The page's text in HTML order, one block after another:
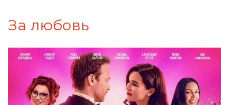
За любовь